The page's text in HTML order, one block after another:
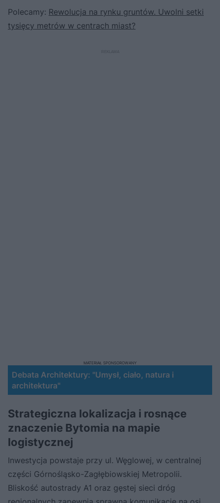
Polecamy: Rewolucja na rynku gruntów. Uwolni setki
tysięcy metrów w centrach miast?
Debata Architektury: "Umysł, ciało, natura i
architektura"
MATERIAŁ SPONSOROWANY
Strategiczna lokalizacja i rosnące
znaczenie Bytomia na mapie
logistycznej
Inwestycja powstaje przy ul. Węglowej, w centralnej
części Górnośląsko-Zagłębiowskiej Metropolii.
Bliskość autostrady A1 oraz gęstej sieci dróg